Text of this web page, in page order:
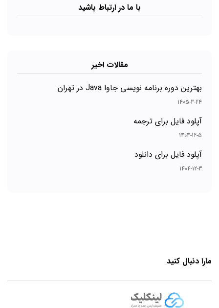
با ما در ارتباط باشید
مقالات اخیر
بهترین دوره برنامه نویسی جاوا Java در تهران
1405-3-24
آپلود فایل برای ترجمه
1404-12-5
آپلود فایل برای دانلود
1404-12-3
مارا دنبال کنید